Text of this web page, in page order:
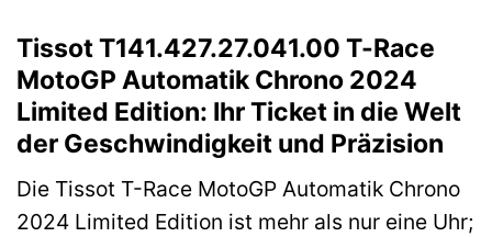
Tissot T141.427.27.041.00 T-Race
MotoGP Automatik Chrono 2024
Limited Edition: Ihr Ticket in die Welt
der Geschwindigkeit und Präzision
Die Tissot T-Race MotoGP Automatik Chrono
2024 Limited Edition ist mehr als nur eine Uhr;